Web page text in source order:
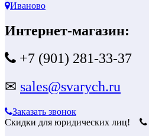
Иваново
Интернет-магазин:
+7 (901) 281-33-37
✉ sales@svarych.ru
Заказать звонок
Скидки для юридических лиц!